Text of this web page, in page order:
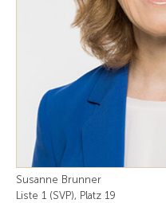
Susanne Brunner
Liste 1 (SVP), Platz 19